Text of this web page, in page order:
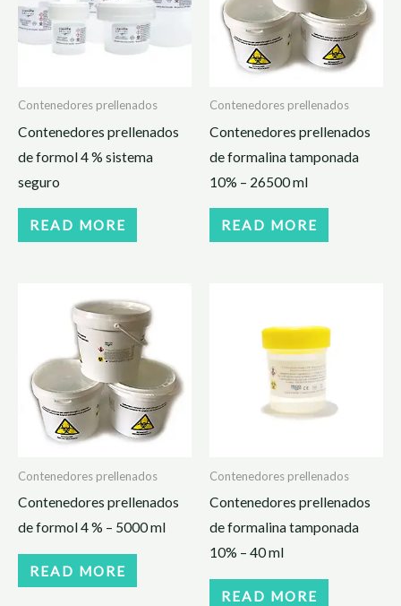
Contenedores prellenados
Contenedores prellenados
de formol 4 % sistema
seguro
READ MORE
Contenedores prellenados
Contenedores prellenados
de formalina tamponada
10% – 26500 ml
READ MORE
Contenedores prellenados
Contenedores prellenados
de formol 4 % – 5000 ml
READ MORE
Contenedores prellenados
Contenedores prellenados
de formalina tamponada
10% – 40 ml
READ MORE